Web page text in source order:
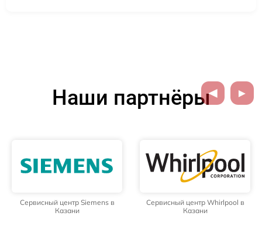
Наши партнёры
Сервисный центр Siemens в
Казани
Сервисный центр Whirlpool в
Казани